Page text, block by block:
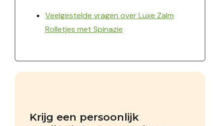
Veelgestelde vragen over Luxe Zalm
Rolletjes met Spinazie
Krijg een persoonlijk